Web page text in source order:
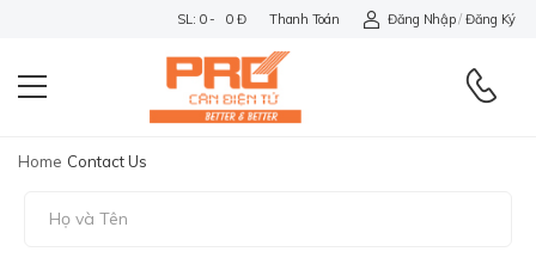
SL: 0 - 0 Đ Thanh Toán Đăng Nhập / Đăng Ký
Home Contact Us